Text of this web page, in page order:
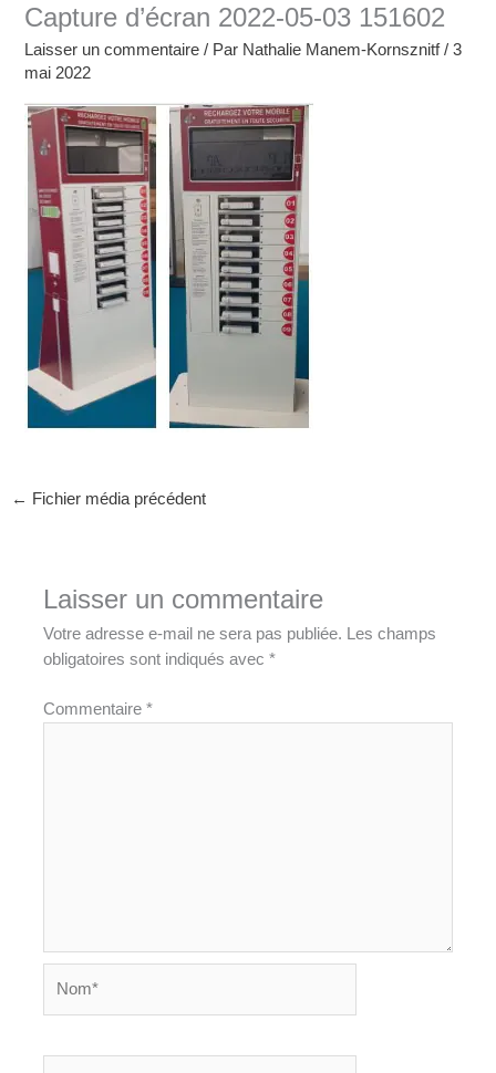
Capture d’écran 2022-05-03 151602
Laisser un commentaire / Par Nathalie Manem-Kornsznitf/3
mai 2022
← Fichier média précédent
Laisser un commentaire
Votre adresse e-mail ne sera pas publiée. Les champs
obligatoires sont indiqués avec*
Commentaire*